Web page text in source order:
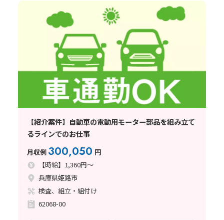
【紹介案件】自動車の電動用モーター部品を組み立て
るラインでのお仕事
月収例 300,050 円
【時給】1,360円～
兵庫県姫路市
検査、組立・組付け
62068-00